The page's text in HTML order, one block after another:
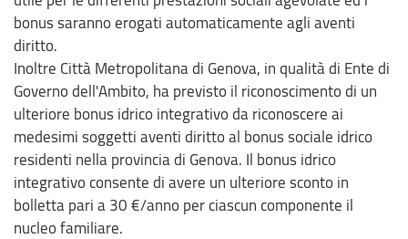
bonus saranno erogati automaticamente agli aventi
diritto.
Inoltre Città Metropolitana di Genova, in qualità di Ente di
Governo dell'Ambito, ha previsto il riconoscimento di un
ulteriore bonus idrico integrativo da riconoscere ai
medesimi soggetti aventi diritto al bonus sociale idrico
residenti nella provincia di Genova. Il bonus idrico
integrativo consente di avere un ulteriore sconto in
bolletta pari a 30 €/anno per ciascun componente il
nucleo familiare.